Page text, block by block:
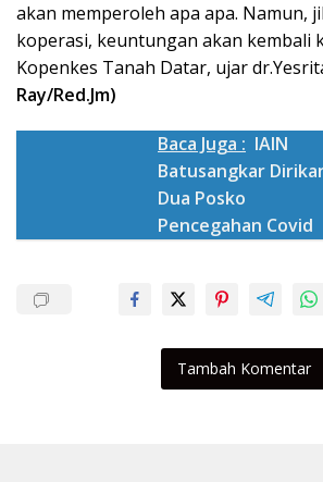
akan memperoleh apa apa. Namun,
koperasi, keuntungan akan kembali
Kopenkes Tanah Datar, ujar
Ray/Red.Jm)
Baca Juga : IAIN
Batusangkar
Dua Posko
Pencegahan Covid
Tambah Komentar